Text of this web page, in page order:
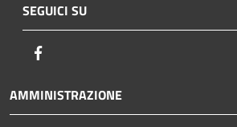
SEGUICI SU
AMMINISTRAZIONE